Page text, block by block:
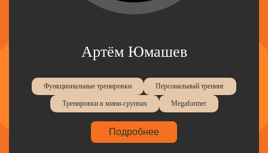
Артём Юмашев
Функциональные тренировки Персональный тренинг
Тренировки в мини-группах Megaformer
Подробнее